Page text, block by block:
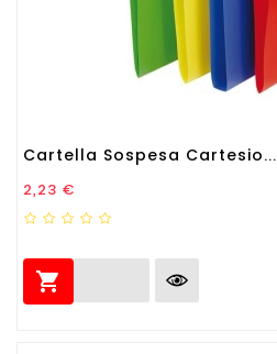
Cartella Sospesa Cartesio...
Prezzo
2,23 €
